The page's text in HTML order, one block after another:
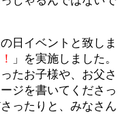
日イベントと致しま
」を実施しました。
たお子様や、お父さ
ジを書いてくださっ
ったりと、みなさん